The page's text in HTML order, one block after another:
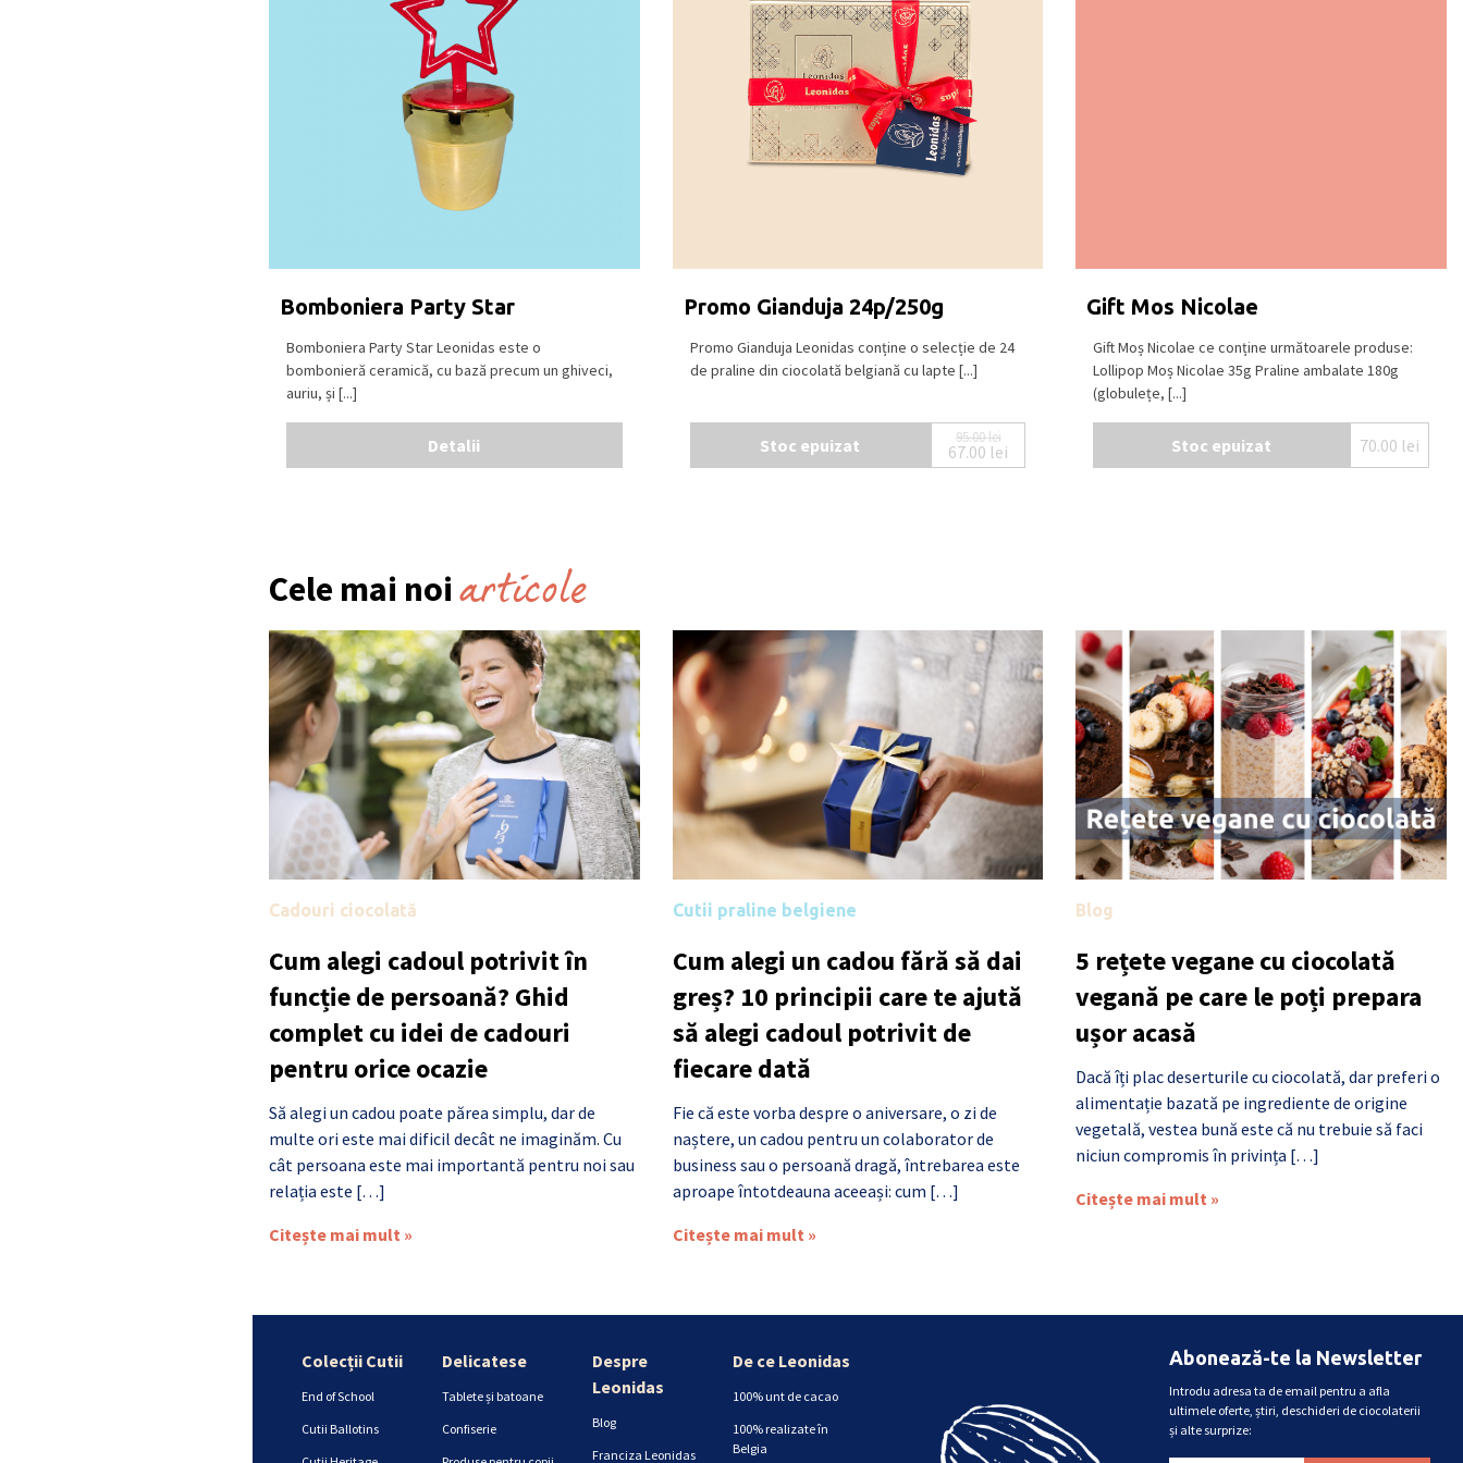
conține agent de colorare: carmin. Ciocolată neagră (min. 54%
cacao), Sao Tome ciocolată neagră (min. 72% cacao), ciocolată
(min. 30% cacao), ciocolată albă.
Se păstrează la loc uscat și răcoros, la o temperatură între 15⁰C –
Produs în Belgia.
Bomboniera Party Star
Bomboniera Party Star Leonidas este o
bombonieră ceramică, cu bază precum un ghiveci,
auriu, și [...]
Detalii
Promo Gianduja 24p/250g
Promo Gianduja Leonidas conține o selecție de 24
de praline din ciocolată belgiană cu lapte [...]
Stoc epuizat 95.00lei
Prețul inițial a fost: 95.00 lei.
67.00 lei
Prețul curent este: 67.00 lei.
Gift Mos Nicolae
Gift Moș Nicolae ce conține următoarele produse:
Lollipop Moș Nicolae 35g Praline ambalate 180g
(globulețe, [...]
Stoc epuizat 70.00 lei
Cele mai noi articole
Cadouri ciocolată
Cum alegi cadoul potrivit în
funcție de persoană? Ghid
complet cu idei de cadouri
pentru orice ocazie
Să alegi un cadou poate părea simplu, dar de
multe ori este mai dificil decât ne imaginăm. Cu
cât persoana este mai importantă pentru noi sau
relația este […]
Citește mai mult »
Cutii praline belgiene
Cum alegi un cadou fără să dai
greș? 10 principii care te ajută
să alegi cadoul potrivit de
fiecare dată
Fie că este vorba despre o aniversare, o zi de
naștere, un cadou pentru un colaborator de
business sau o persoană dragă, întrebarea este
aproape întotdeauna aceeași: cum […]
Citește mai mult »
Blog
5 rețete vegane cu ciocolată
vegană pe care le poți prepara
ușor acasă
Dacă îți plac deserturile cu ciocolată, dar preferi o
alimentație bazată pe ingrediente de origine
vegetală, vestea bună este că nu trebuie să faci
niciun compromis în privința […]
Citește mai mult »
Colecții Cutii
End of School
Cutii Ballotins
Delicatese
Tablete și batoane
Confiserie
Despre
Leonidas
Blog
Franciza Leonidas
De ce Leonidas
100% unt de cacao
100% realizate în
Belgia
Abonează-te la Newsletter
Introdu adresa ta de email pentru a afla
ultimele oferte, știri, deschideri de ciocolaterii
și alte surprize: